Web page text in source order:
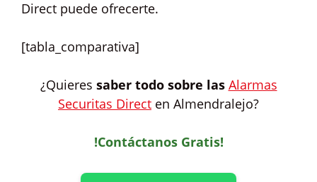
Direct puede ofrecerte.
[tabla_comparativa]
¿Quieres saber todo sobre las Alarmas
Securitas Direct en Almendralejo?
!Contáctanos Gratis!